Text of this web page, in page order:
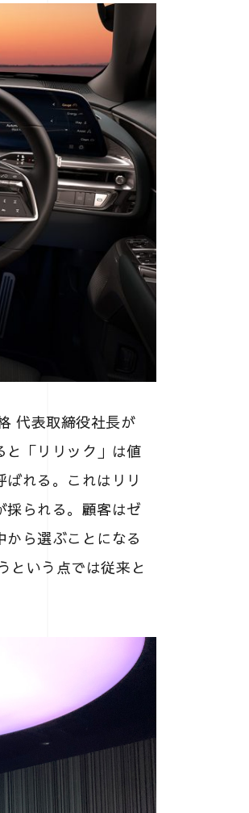
代表取締役社長が
と「リリック」は値
れる。これはリリ
られる。顧客はゼ
ら選ぶことになる
という点では従来と